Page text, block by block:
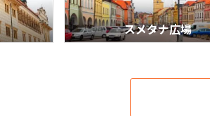
スメタナ広場